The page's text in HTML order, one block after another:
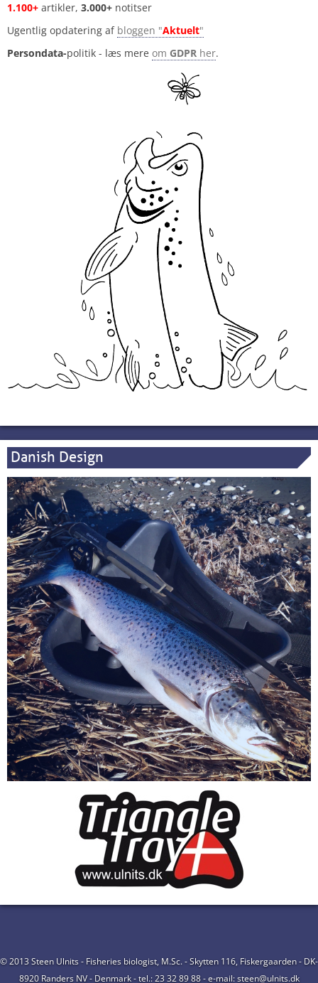
1.100+ artikler, 3.000+ notitser
Ugentlig opdatering af bloggen "Aktuelt"
Persondata-politik - læs mere om GDPR her.
Danish Design
© 2013 Steen Ulnits - Fisheries biologist, M.Sc. - Skytten 116, Fiskergaarden - DK-
8920 Randers NV - Denmark - tel.: 23 32 89 88 - e-mail: steen@ulnits.dk